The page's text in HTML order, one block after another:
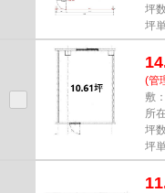
坪
坪
(管
敷
所
坪
坪